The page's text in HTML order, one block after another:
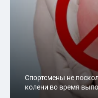
Спортсмены не
колени во время